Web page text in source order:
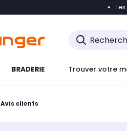
Accéder
BRADERIE Trouver votre
Avis clients